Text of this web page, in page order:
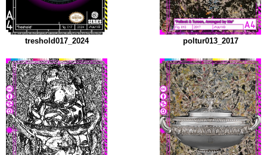
treshold017_2024 poltur013_2017